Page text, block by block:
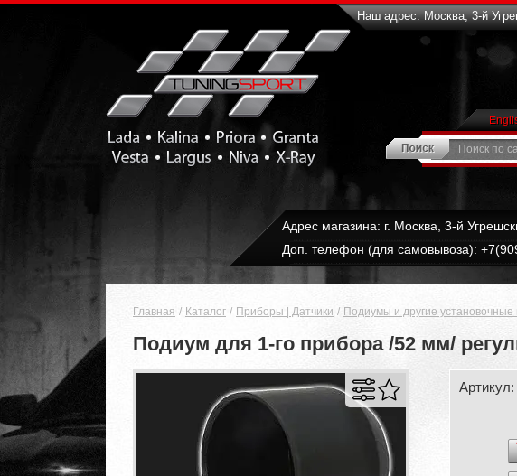
Наш адрес: Москва, 3-й
Адрес магазина: г. Москва, 3-й
Доп. телефон (для самовывоза):
Главная Каталог Приборы | Датчики Подиумы и другие
Подиум для 1-го прибора /52 мм/